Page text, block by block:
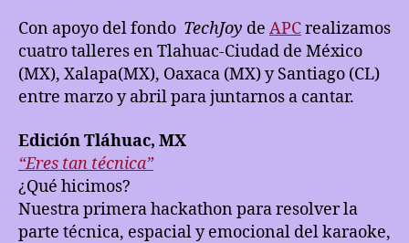
Con apoyo del fondo TechJoy de APCrealizamos
cuatro talleres en Tlahuac-Ciudad de México
(MX), Xalapa(MX), Oaxaca (MX) y Santiago (CL)
entre marzo y abril para juntarnos a cantar.
Edición Tláhuac, MX
“Eres tan técnica”
¿Qué hicimos?
Nuestra primera hackathon para resolver la
parte técnica, espacial y emocional del karaoke,